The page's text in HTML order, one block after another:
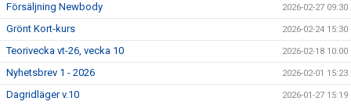
Försäljning Newbody 2026-02-27 09:30
Grönt Kort-kurs 2026-02-24 15:30
Teorivecka vt-26, vecka 10 2026-02-18 10:00
Nyhetsbrev 1 - 2026 2026-02-01 15:23
Dagridläger v.10 2026-01-27 15:19